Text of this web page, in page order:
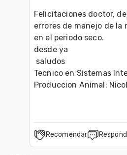
Felicitaciones doctor,
errores de manejo de la
en el periodo seco.
desde ya
Tecnico en Sistemas
Produccion Animal:
Recomendar